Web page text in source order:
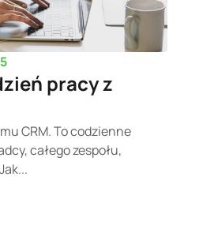
pracy z
CRM. To codzienne
całego zespołu,